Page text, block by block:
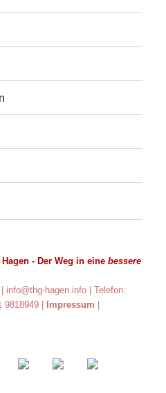
- Der Weg in einebessere
info@thg-hagen.info
| Telefon:
9818949 |
Impressum